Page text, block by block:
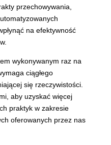
przechowywania,
na efektywność
wykonywanym raz na
ciągłego
się rzeczywistości.
aby uzyskać więcej
praktyk w zakresie
oferowanych przez nas